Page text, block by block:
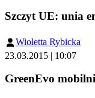
Szczyt UE: unia
Wioletta Rybicka
23.03.2015 | 10:07
GreenEvo